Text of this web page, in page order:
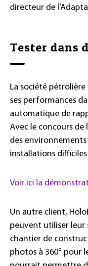
directeur de
Tester dans
La société pétrolière
ses performances
automatique de
Avec le concours
des
installations difficiles
Voir ici la
Un autre client,
peuvent utiliser leur
chantier de
photos à 360° pour